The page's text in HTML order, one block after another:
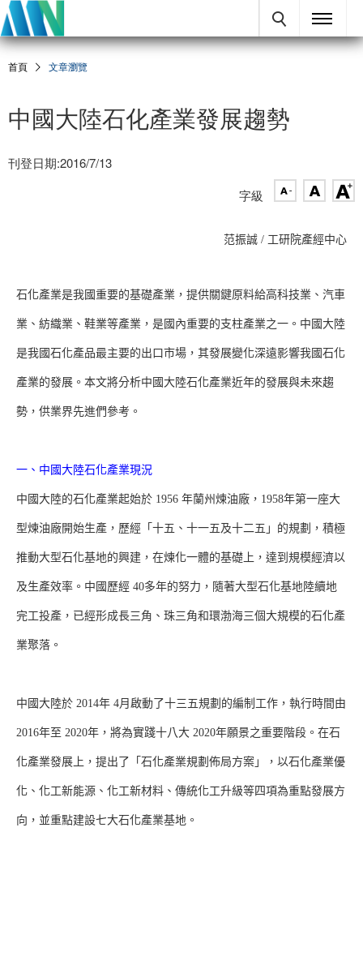
首頁 文章瀏覽
中國大陸石化產業發展趨勢
刊登日期:2016/7/13
字級
范振誠 / 工研院產經中心
石化產業是我國重要的基礎產業，提供關鍵原料給高科技業、汽車
業、紡織業、鞋業等產業，是國內重要的支柱產業之一。中國大陸
是我國石化產品最主要的出口市場，其發展變化深遠影響我國石化
產業的發展。本文將分析中國大陸石化產業近年的發展與未來趨
勢，供業界先進們參考。
一、中國大陸石化產業現況
中國大陸的石化產業起始於 1956 年蘭州煉油廠，1958年第一座大
型煉油廠開始生產，歷經「十五、十一五及十二五」的規劃，積極
推動大型石化基地的興建，在煉化一體的基礎上，達到規模經濟以
及生產效率。中國歷經 40多年的努力，隨著大型石化基地陸續地
完工投產，已經形成長三角、珠三角和環渤海三個大規模的石化產
業聚落。
中國大陸於 2014年 4月啟動了十三五規劃的編制工作，執行時間由
2016年至 2020年，將為實踐十八大 2020年願景之重要階段。在石
化產業發展上，提出了「石化產業規劃佈局方案」，以石化產業優
化、化工新能源、化工新材料、傳統化工升級等四項為重點發展方
向，並重點建設七大石化產業基地。